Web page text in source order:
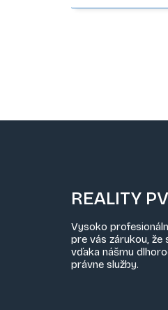
REALITY PV
Vysoko
pre vás zárukou,
vďaka nášmu
právne služby.